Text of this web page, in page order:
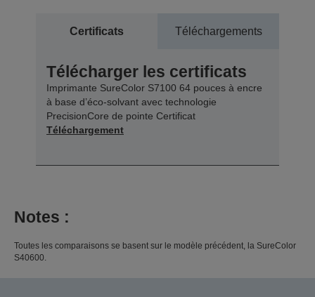
Certificats Téléchargements
Télécharger les certificats
Imprimante SureColor S7100 64 pouces à encre
à base d’éco-solvant avec technologie
PrecisionCore de pointe Certificat
Téléchargement
Notes :
Toutes les comparaisons se basent sur le modèle précédent, la SureColor
S40600.